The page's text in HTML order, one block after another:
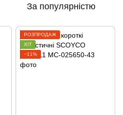
За популярністю
РОЗПРОДАЖ
ХІТ
−11%